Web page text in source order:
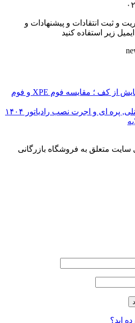
و ثبت انتقادات و پیشنهادات و
زیر استفاده کنید
بهترین فوم برای گرمایش از کف ؛ مقایسه فوم XPE و فوم
پره ای و اجرت نصب رادیاتور ۱۴۰۴
متعلق به فروشگاه بازرگانی
اید؟